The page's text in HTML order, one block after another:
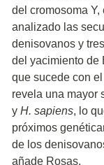
del cromosoma
analizado las
denisovanos y
del yacimiento de
que sucede con
revela una mayor
y H. sapiens, lo
próximos
de los
añade Rosas.